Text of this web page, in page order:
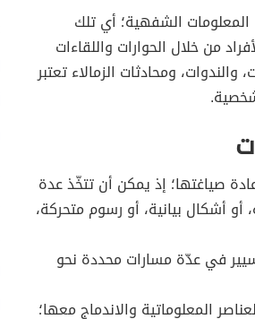
المعلومات الشفهية؛ أي تلك
من خلال الحوارات واللقاءات
ومحادثات الزمالاء تعتبر
صياغتها؛ إذ يمكن أن تتخّذ عدة
أشكال بيانية، أو رسوم متحركة،
في عدّة مسارات محددة نحو
المعلوماتية والاندماج معها؛